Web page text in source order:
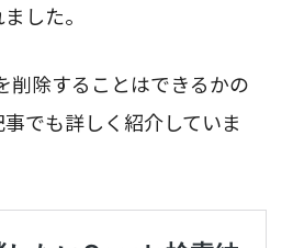
した。
削除することはできるかの
でも詳しく紹介していま